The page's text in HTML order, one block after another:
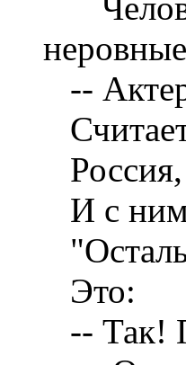
--
И с
Это:
-- Так!